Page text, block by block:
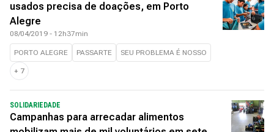
usados precisa de doações, em Porto
Alegre
08/04/2019 - 12h37min
PORTO ALEGRE PASSARTE SEU PROBLEMA É NOSSO
+ 7
SOLIDARIEDADE
Campanhas para arrecadar alimentos